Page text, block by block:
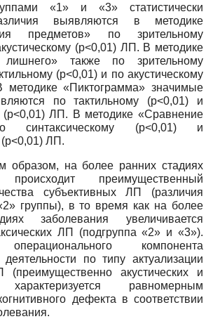
«1» и «3» статистически
выявляются в методике
предметов» по зрительному
(р<0,01) ЛП. В методике
лишнего» также по зрительному
(р<0,01) и по акустическому
«Пиктограмма» значимые
по тактильному (р<0,01) и
(р<0,01) ЛП. В методике «Сравнение
синтаксическому (р<0,01) и
(р<0,01) ЛП.
образом, на более ранних стадиях
происходит преимущественный
субъективных ЛП (различия
группы), в то время как на более
заболевания увеличивается
ЛП (подгруппа «2» и «3»).
компонента
по типу актуализации
акустических и
характеризуется равномерным
дефекта в соответствии